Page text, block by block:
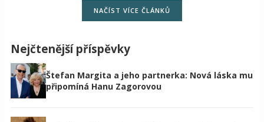
NAČÍST VÍCE ČLÁNKŮ
Nejčtenější příspěvky
Štefan Margita a jeho partnerka: Nová láska mu
připomíná Hanu Zagorovou